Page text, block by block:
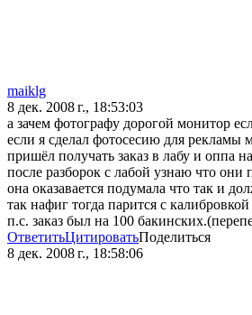
maiklg
8 дек. 2008 г., 18:53:03
а зачем фотографу дорогой монитор
если я сделал фотосесию для рекламы
пришёл получать заказ в лабу и оппа
после разборок с лабой узнаю что
она оказавается подумала что так и
так нафиг тогда парится с
п.с. заказ был на 100
ОтветитьЦитироватьПоделиться
8 дек. 2008 г., 18:58:06